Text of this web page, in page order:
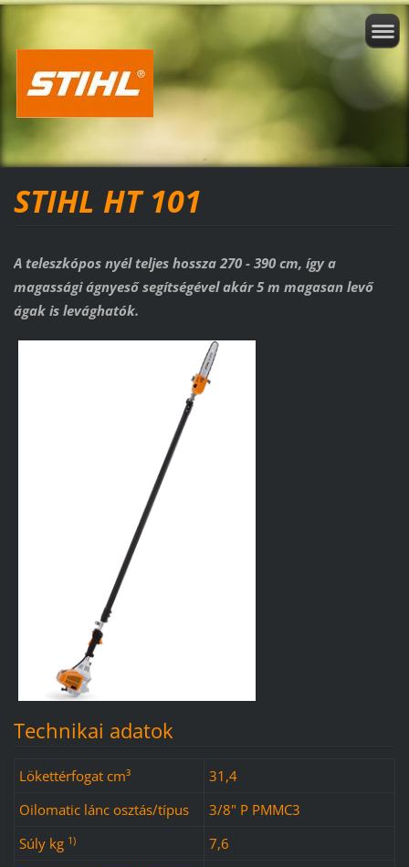
STIHL HT 101
A teleszkópos nyél teljes hossza 270 - 390 cm, így a
magassági ágnyeső segítségével akár 5 m magasan levő
ágak is levághatók.
Technikai adatok
Lökettérfogat cm³
31,4
Oilomatic lánc osztás/típus
3/8" P PMMC3
Súly kg 1)
7,6